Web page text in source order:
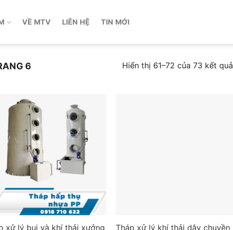
VỀ MTV LIÊN HỆ TIN MỚI
6 Hiển thị 61–72 của 73 kết quả
xử lý bụi và khí thải xưởng
Tháp xử lý khí thải dây chuyền